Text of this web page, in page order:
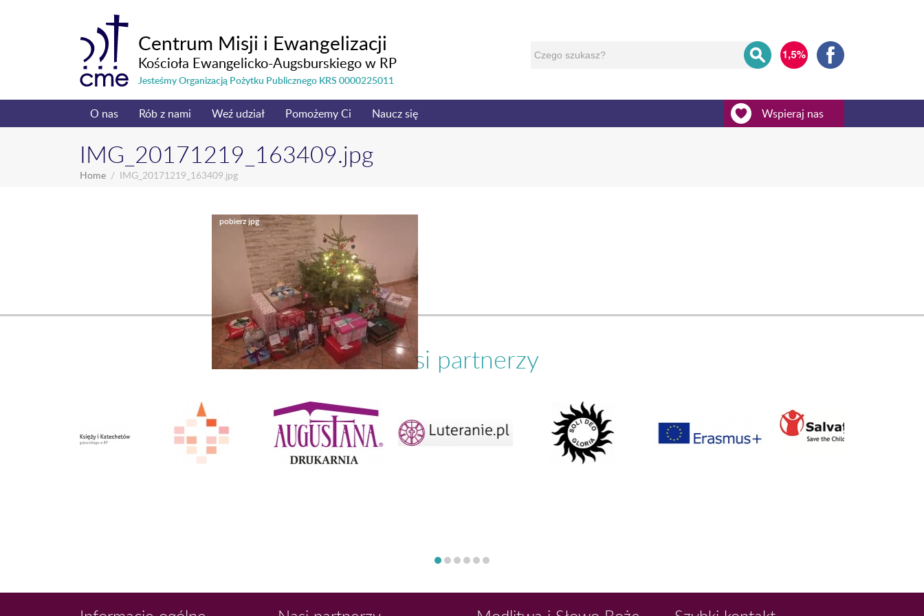
Centrum Misji i Ewangelizacji
Kościoła Ewangelicko-Augsburskiego w RP
Jesteśmy Organizacją Pożytku Publicznego KRS 0000225011
O nas Rób z nami Weź udział Pomożemy Ci Naucz się Wspieraj nas
IMG_20171219_163409.jpg
Home IMG_20171219_163409.jpg
Nasi partnerzy